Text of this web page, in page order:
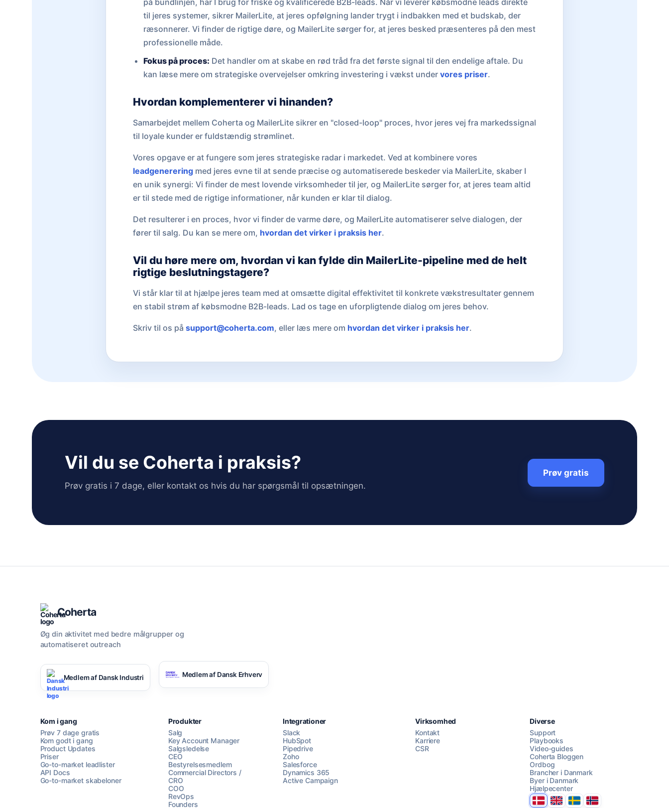
på bundlinjen, har I brug for friske og kvalificerede B2B-leads. Når vi leverer købsmodne leads direkte
til jeres systemer, sikrer MailerLite, at jeres opfølgning lander trygt i indbakken med et budskab, der
ræsonnerer. Vi finder de rigtige døre, og MailerLite sørger for, at jeres besked præsenteres på den mest
professionelle måde.
Fokus på proces: Det handler om at skabe en rød tråd fra det første signal til den endelige aftale. Du
kan læse mere om strategiske overvejelser omkring investering i vækst undervores priser.
Hvordan komplementerer vi hinanden?
Samarbejdet mellem Coherta og MailerLite sikrer en "closed-loop" proces, hvor jeres vej fra markedssignal
til loyale kunder er fuldstændig strømlinet.
Vores opgave er at fungere som jeres strategiske radar i markedet. Ved at kombinere vores
leadgenereringmed jeres evne til at sende præcise og automatiserede beskeder via MailerLite, skaber I
en unik synergi: Vi finder de mest lovende virksomheder til jer, og MailerLite sørger for, at jeres team altid
er til stede med de rigtige informationer, når kunden er klar til dialog.
Det resulterer i en proces, hvor vi finder de varme døre, og MailerLite automatiserer selve dialogen, der
fører til salg. Du kan se mere om, hvordan det virker i praksis her.
Vil du høre mere om, hvordan vi kan fylde din MailerLite-pipeline med de helt
rigtige beslutningstagere?
Vi står klar til at hjælpe jeres team med at omsætte digital effektivitet til konkrete vækstresultater gennem
en stabil strøm af købsmodne B2B-leads. Lad os tage en uforpligtende dialog om jeres behov.
Skriv til os på support@coherta.com, eller læs mere om hvordan det virker i praksis her.
Vil du se Coherta i praksis?
Prøv gratis i 7 dage, eller kontakt os hvis du har spørgsmål til opsætningen.
Prøv gratis
AI Campaign Assist
Coherta
Øg din aktivitet med bedre målgrupper og
automatiseret outreach
Medlem af Dansk Industri Medlem af Dansk Erhverv
Kom i gang
Prøv 7 dage gratis
Kom godt i gang
Product Updates
Priser
Go-to-market leadlister
API Docs
Go-to-market skabeloner
Produkter
Salg
Key Account Manager
Salgsledelse
CEO
Bestyrelsesmedlem
Commercial Directors /
CRO
COO
RevOps
Founders
Integrationer
Slack
HubSpot
Pipedrive
Zoho
Salesforce
Dynamics 365
Active Campaign
Virksomhed
Kontakt
Karriere
CSR
Diverse
Support
Playbooks
Video-guides
Coherta Bloggen
Ordbog
Brancher i Danmark
Byer i Danmark
Hjælpecenter
DanmarkUnited Kingdom
SverigeNorge